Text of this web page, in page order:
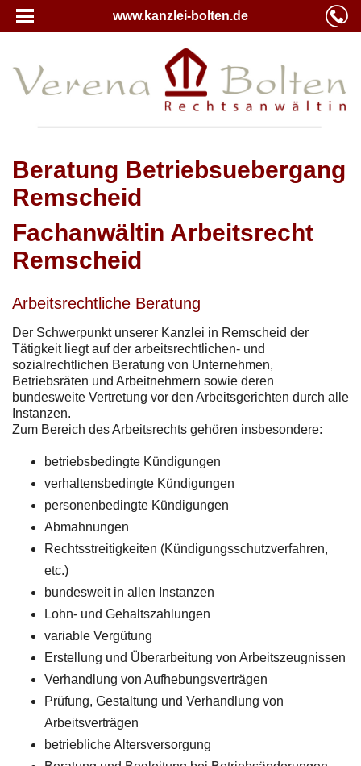
www.kanzlei-bolten.de
Beratung Betriebsuebergang
Remscheid
Fachanwältin Arbeitsrecht
Remscheid
Arbeitsrechtliche Beratung
Der Schwerpunkt unserer Kanzlei in Remscheid der
Tätigkeit liegt auf der arbeitsrechtlichen- und
sozialrechtlichen Beratung von Unternehmen,
Betriebsräten und Arbeitnehmern sowie deren
bundesweite Vertretung vor den Arbeitsgerichten durch alle
Instanzen.
Zum Bereich des Arbeitsrechts gehören insbesondere:
betriebsbedingte Kündigungen
verhaltensbedingte Kündigungen
personenbedingte Kündigungen
Abmahnungen
Rechtsstreitigkeiten (Kündigungsschutzverfahren,
etc.)
bundesweit in allen Instanzen
Lohn- und Gehaltszahlungen
variable Vergütung
Erstellung und Überarbeitung von Arbeitszeugnissen
Verhandlung von Aufhebungsverträgen
Prüfung, Gestaltung und Verhandlung von
Arbeitsverträgen
betriebliche Altersversorgung